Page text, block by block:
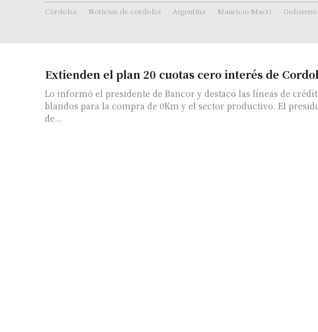
Córdoba Noticias de cordoba Argentina Mauricio Macri
Extienden el plan 20 cuotas cero interés de
Lo informó el presidente de Bancor y destacó las líneas de
blandos para la compra de 0Km y el sector productivo. El presidente
de...